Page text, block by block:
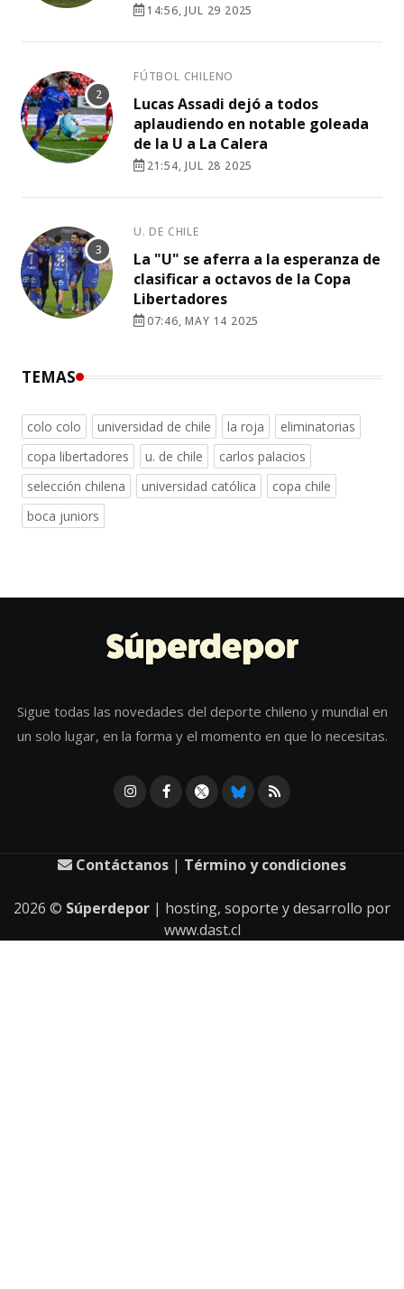
14:56, JUL 29 2025
FÚTBOL CHILENO
Lucas Assadi dejó a todos
aplaudiendo en notable goleada
de la U a La Calera
21:54, JUL 28 2025
U. DE CHILE
La "U" se aferra a la esperanza de
clasificar a octavos de la Copa
Libertadores
07:46, MAY 14 2025
TEMAS
colo colo universidad de chile la roja
eliminatorias
copa libertadores
u. de chile
carlos palacios
selección chilena
universidad católica
copa chile
boca juniors
Sigue todas las novedades del deporte chileno y mundial en
un solo lugar, en la forma y el momento en que lo necesitas.
Contáctanos | Término y condiciones
2026 © Súperdepor | hosting, soporte y desarrollo por
www.dast.cl